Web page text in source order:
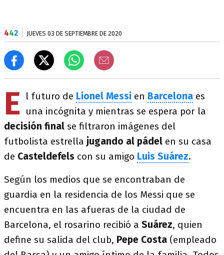
442 JUEVES 03 DE SEPTIEMBRE DE 2020
E l futuro de Lionel Messi en Barcelona es
una incógnita y mientras se espera por la
decisión final se filtraron imágenes del
futbolista estrella jugando al pádel en su casa
de Casteldefels con su amigo Luis Suárez.
Según los medios que se encontraban de
guardia en la residencia de los Messi que se
encuentra en las afueras de la ciudad de
Barcelona, el rosarino recibió a Suárez, quien
define su salida del club, Pepe Costa (empleado